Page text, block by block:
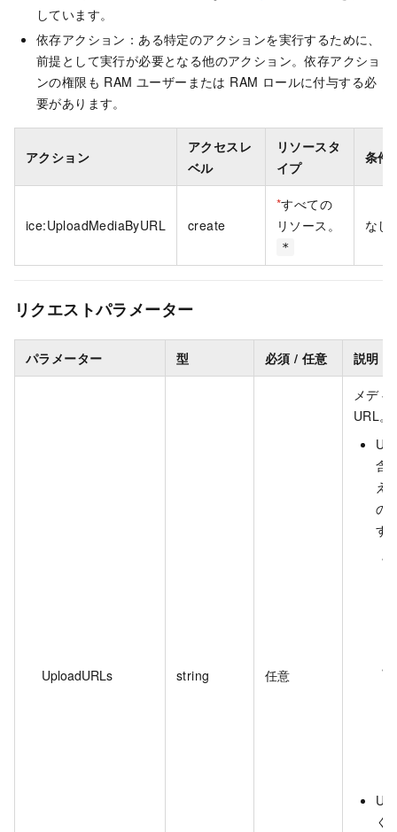
しています。
依存アクション：ある特定のアクションを実行するために、
前提として実行が必要となる他のアクション。依存アクショ
ンの権限も RAM ユーザーまたは RAM ロールに付与する必
要があります。
アクション
アクセスレ
ベル
リソースタ
イプ
条件
ice:UploadMediaByURL create
*すべての
リソース。
*
なし
リクエストパラメーター
パラメーター 型 必須 / 任意 説明
UploadURLs string 任意
メデ
URL。
含
え
の
す
く